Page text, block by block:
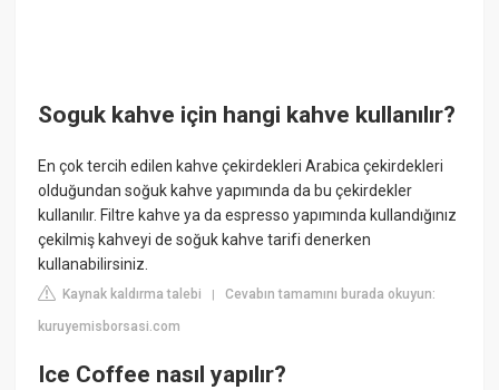
Soguk kahve için hangi kahve kullanılır?
En çok tercih edilen kahve çekirdekleri Arabica çekirdekleri
olduğundan soğuk kahve yapımında da bu çekirdekler
kullanılır. Filtre kahve ya da espresso yapımında kullandığınız
çekilmiş kahveyi de soğuk kahve tarifi denerken
kullanabilirsiniz.
Kaynak kaldırma talebi |Cevabın tamamını burada okuyun:
kuruyemisborsasi.com
Ice Coffee nasıl yapılır?